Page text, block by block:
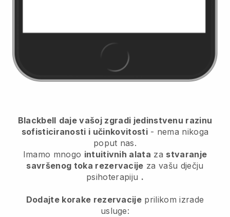
Blackbell daje vašoj zgradi jedinstvenu razinu
sofisticiranosti i učinkovitosti- nema nikoga
poput nas.
Imamo mnogo intuitivnih alata za stvaranje
savršenog toka rezervacije za vašu dječju
psihoterapiju .
Dodajte korake rezervacije prilikom izrade
usluge: